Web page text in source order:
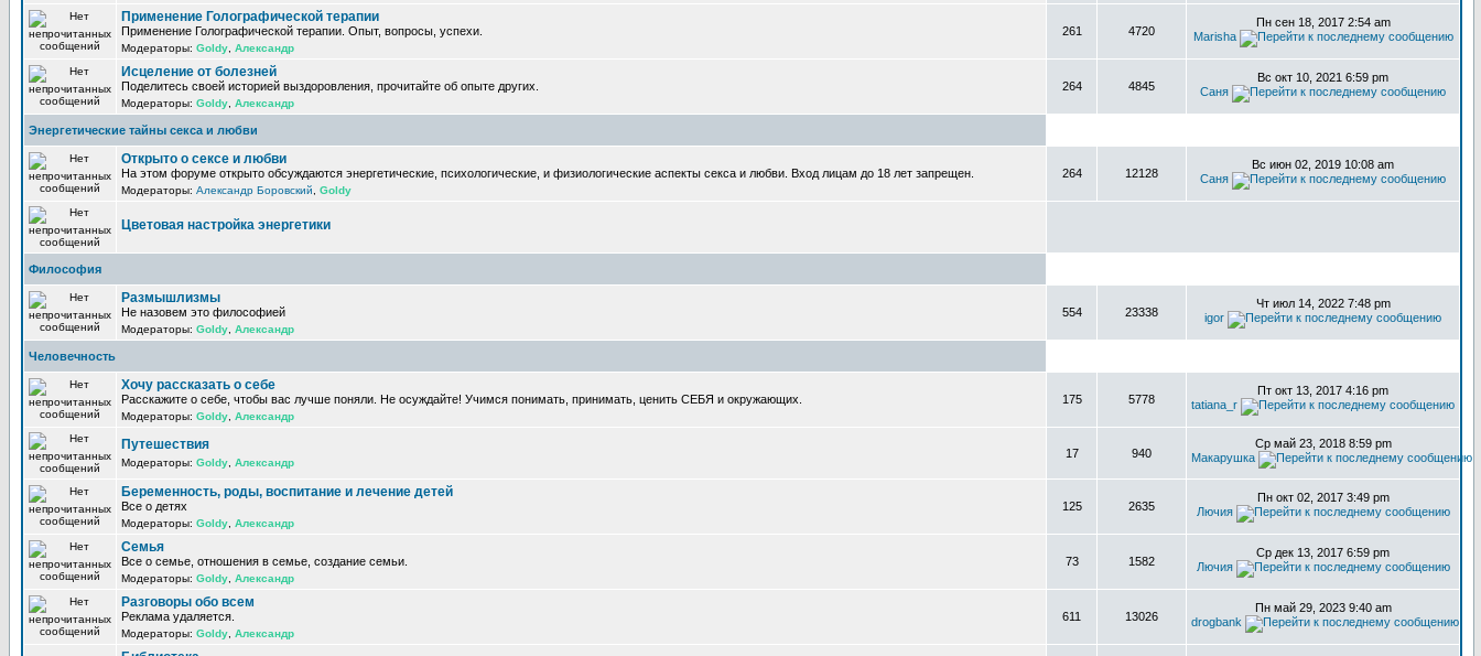
Применение Голографической терапии
Применение Голографической терапии. Опыт, вопросы, успехи.
Модераторы: Goldy Александр
261 4720
Пн сен 18, 2017 2:54 am
Marisha
Исцеление от болезней
Поделитесь своей историей выздоровления, прочитайте об опыте других.
Модераторы: Goldy Александр
264 4845
Вс окт 10, 2021 6:59 pm
Саня
Энергетические тайны секса и любви
Открыто о сексе и любви
На этом форуме открыто обсуждаются энергетические, психологические, и физиологические аспекты секса и любви. Вход лицам до 18 лет запрещен.
Модераторы: Александр Боровский Goldy
264 12128
Вс июн 02, 2019 10:08 am
Саня
Цветовая настройка энергетики
Философия
Размышлизмы
Не назовем это философией
Модераторы: Goldy Александр
554 23338
Чт июл 14, 2022 7:48 pm
igor
Человечность
Хочу рассказать о себе
Расскажите о себе, чтобы вас лучше поняли. Не осуждайте! Учимся понимать, принимать, ценить СЕБЯ и окружающих.
Модераторы: Goldy Александр
175 5778
Пт окт 13, 2017 4:16 pm
tatiana_r
Путешествия
Модераторы: Goldy Александр
17 940
Ср май 23, 2018 8:59 pm
Макарушка
Беременность, роды, воспитание и лечение детей
Все о детях
Модераторы: Goldy Александр
125 2635
Пн окт 02, 2017 3:49 pm
Лючия
Семья
Все о семье, отношения в семье, создание семьи.
Модераторы: Goldy Александр
73 1582
Ср дек 13, 2017 6:59 pm
Лючия
Разговоры обо всем
Реклама удаляется.
Модераторы: Goldy Александр
611 13026
Пн май 29, 2023 9:40 am
drogbank